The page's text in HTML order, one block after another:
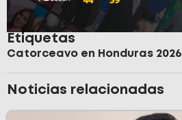
Etiquetas
Catorceavo en Honduras 2026
Noticias relacionadas